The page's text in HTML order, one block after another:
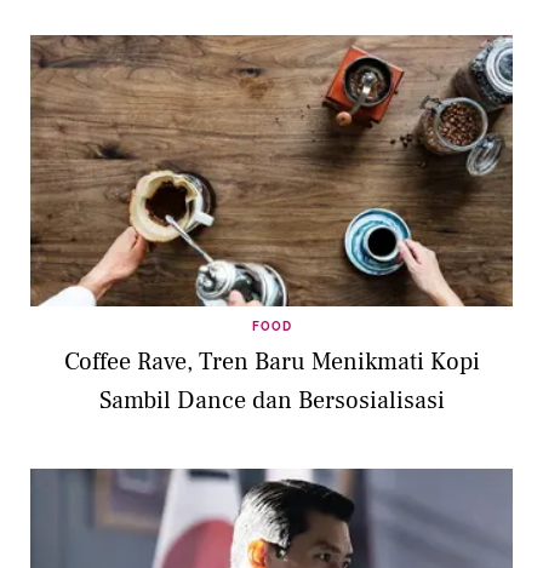
FOOD
Coffee Rave, Tren Baru Menikmati Kopi
Sambil Dance dan Bersosialisasi